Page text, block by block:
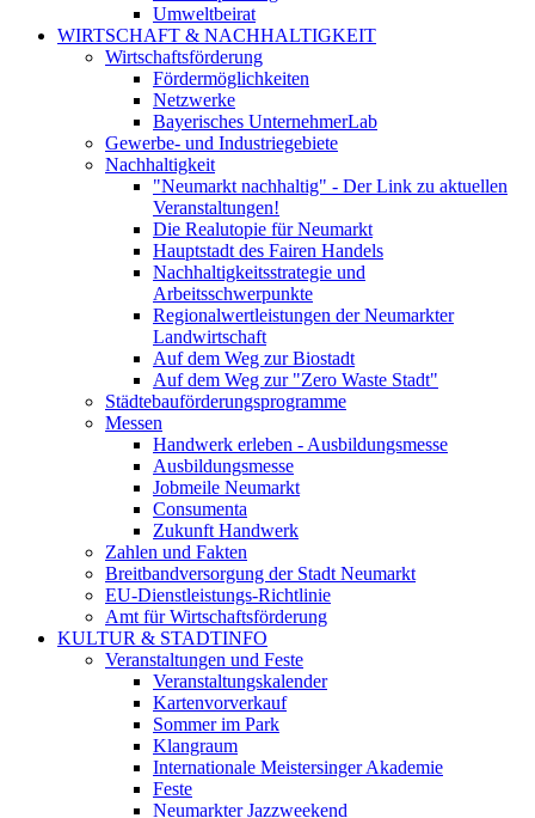
Umweltbeirat
WIRTSCHAFT & NACHHALTIGKEIT
Wirtschaftsförderung
Fördermöglichkeiten
Netzwerke
Bayerisches UnternehmerLab
Gewerbe- und Industriegebiete
Nachhaltigkeit
"Neumarkt nachhaltig" - Der Link zu aktuellen
Veranstaltungen!
Die Realutopie für Neumarkt
Hauptstadt des Fairen Handels
Nachhaltigkeitsstrategie und
Arbeitsschwerpunkte
Regionalwertleistungen der Neumarkter
Landwirtschaft
Auf dem Weg zur Biostadt
Auf dem Weg zur "Zero Waste Stadt"
Städtebauförderungsprogramme
Messen
Handwerk erleben - Ausbildungsmesse
Ausbildungsmesse
Jobmeile Neumarkt
Consumenta
Zukunft Handwerk
Zahlen und Fakten
Breitbandversorgung der Stadt Neumarkt
EU-Dienstleistungs-Richtlinie
Amt für Wirtschaftsförderung
KULTUR & STADTINFO
Veranstaltungen und Feste
Veranstaltungskalender
Kartenvorverkauf
Sommer im Park
Klangraum
Internationale Meistersinger Akademie
Feste
Neumarkter Jazzweekend